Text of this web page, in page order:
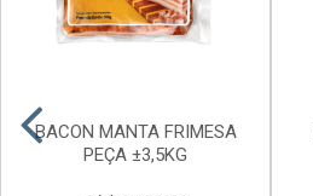
BACON MANTA FRIMESA
PEÇA ±3,5KG